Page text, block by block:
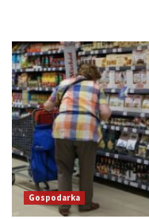
Gospodarka